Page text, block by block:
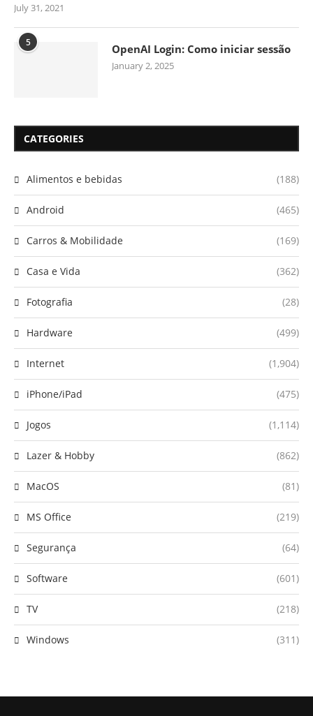
July 31, 2021
5 OpenAI Login: Como iniciar sessão
January 2, 2025
CATEGORIES
Alimentos e bebidas (188)
Android (465)
Carros & Mobilidade (169)
Casa e Vida (362)
Fotografia (28)
Hardware (499)
Internet (1,904)
iPhone/iPad (475)
Jogos (1,114)
Lazer & Hobby (862)
MacOS (81)
MS Office (219)
Segurança (64)
Software (601)
TV (218)
Windows (311)